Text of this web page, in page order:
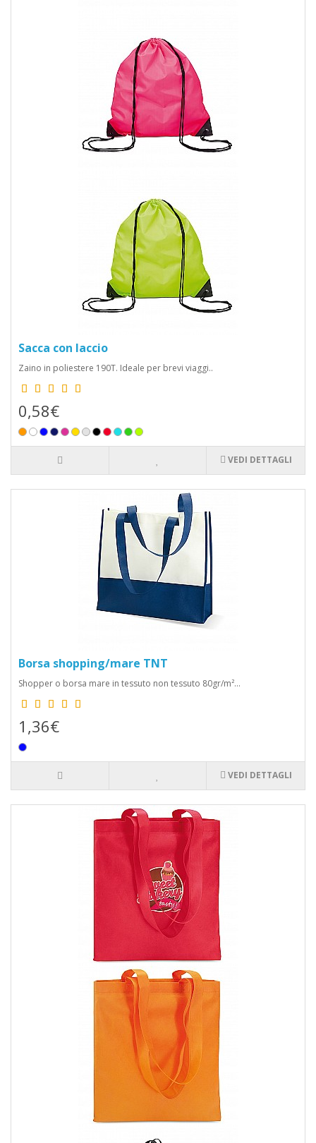
Sacca con laccio
Zaino in poliestere 190T. Ideale per brevi viaggi..
0,58€
VEDI DETTAGLI
Borsa shopping/mare TNT
Shopper o borsa mare in tessuto non tessuto 80gr/m²...
1,36€
VEDI DETTAGLI